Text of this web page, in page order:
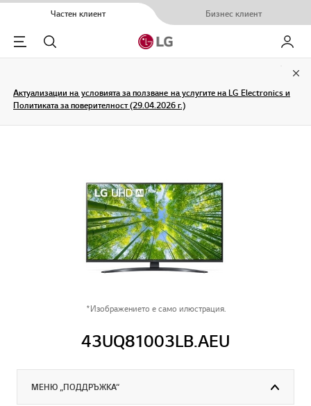
Частен клиент Бизнес клиент
Menu
Търсене Моят
Актуализации на условията за ползване на услугите на LG Electronics и
Политиката за поверителност (29.04.2026 г.)
*Изображението е само илюстрация.
43UQ81003LB.AEU
МЕНЮ „ПОДДРЪЖКА“